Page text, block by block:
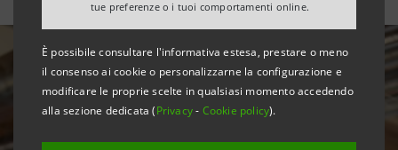
tue preferenze o i tuoi comportamenti online.
È possibile consultare l'informativa estesa, prestare o meno
il consenso ai cookie o personalizzarne la configurazione e
modificare le proprie scelte in qualsiasi momento accedendo
alla sezione dedicata (Privacy- Cookie policy).